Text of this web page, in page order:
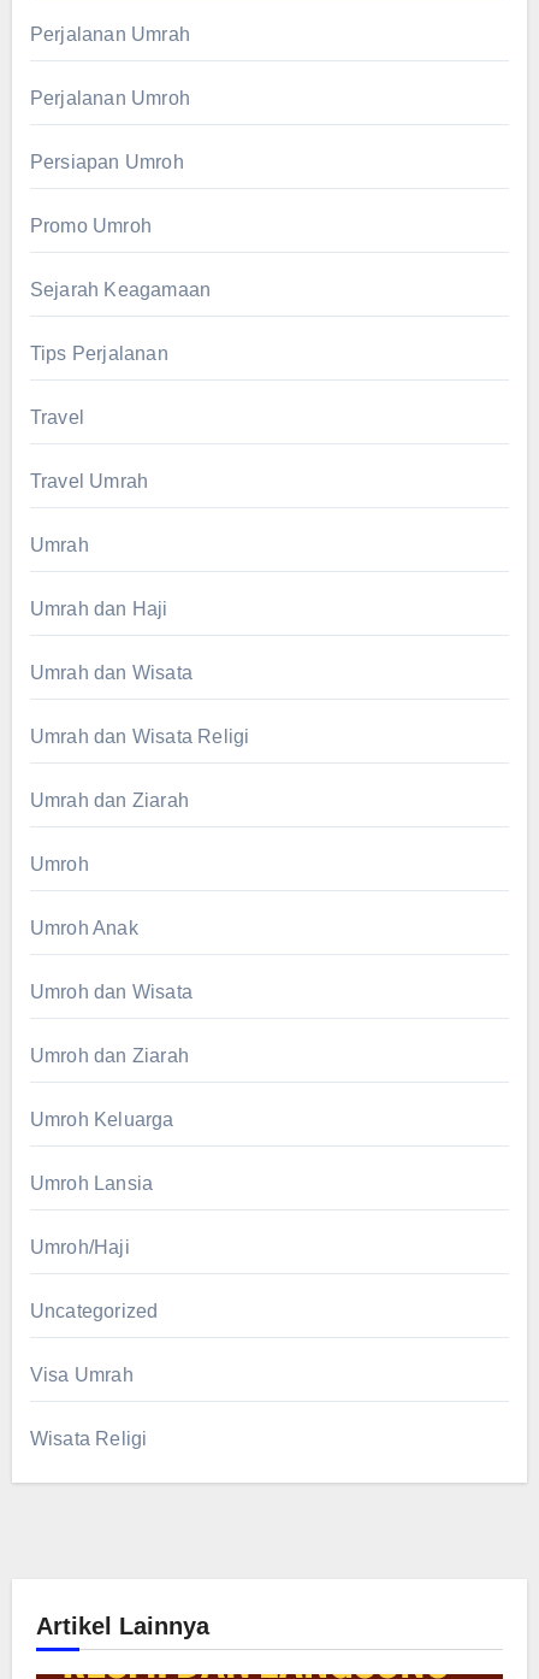
Perjalanan Umrah
Perjalanan Umroh
Persiapan Umroh
Promo Umroh
Sejarah Keagamaan
Tips Perjalanan
Travel
Travel Umrah
Umrah
Umrah dan Haji
Umrah dan Wisata
Umrah dan Wisata Religi
Umrah dan Ziarah
Umroh
Umroh Anak
Umroh dan Wisata
Umroh dan Ziarah
Umroh Keluarga
Umroh Lansia
Umroh/Haji
Uncategorized
Visa Umrah
Wisata Religi
Artikel Lainnya